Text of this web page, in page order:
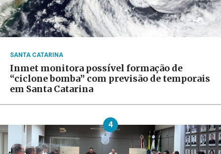
SANTA CATARINA
Inmet monitora possível formação de
“ciclone bomba” com previsão de temporais
em Santa Catarina
4